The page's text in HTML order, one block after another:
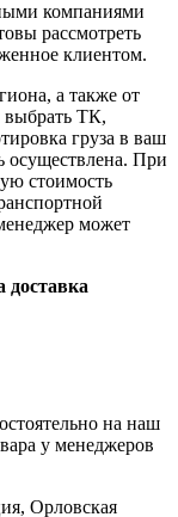
компаниями
рассмотреть
клиентом.
а также от
выбрать ТК,
груза в ваш
осуществлена. При
стоимость
может
доставка
на наш
у менеджеров
Орловская